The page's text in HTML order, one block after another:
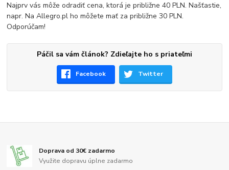
Najprv vás môže odradiť cena, ktorá je približne 40 PLN. Našťastie,
napr. Na Allegro.pl ho môžete mať za približne 30 PLN.
Odporúčam!
Páčil sa vám článok? Zdieľajte ho s priateľmi
Facebook Twitter
Doprava od 30€ zadarmo
Využite dopravu úplne zadarmo